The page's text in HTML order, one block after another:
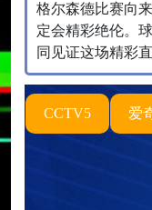
格尔森德比赛向
定会精彩绝伦。
同见证这场精彩
CCTV5 爱